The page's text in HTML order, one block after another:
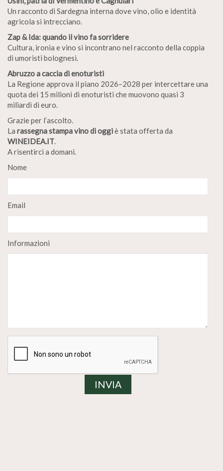
Un racconto di Sardegna interna dove vino, olio e identità
agricola si intrecciano.
Zap & Ida: quando il vino fa sorridere
Cultura, ironia e vino si incontrano nel racconto della coppia
di umoristi bolognesi.
Abruzzo a caccia di enoturisti
La Regione approva il piano 2026–2028 per intercettare una
quota dei 15 milioni di enoturisti che muovono quasi 3
miliardi di euro.
Grazie per l’ascolto.
La rassegna stampa vino di oggiè stata offerta da
WINEIDEA.IT.
A risentirci a domani.
Nome
Email
Informazioni